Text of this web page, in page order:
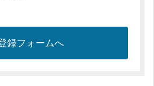
録フォームへ